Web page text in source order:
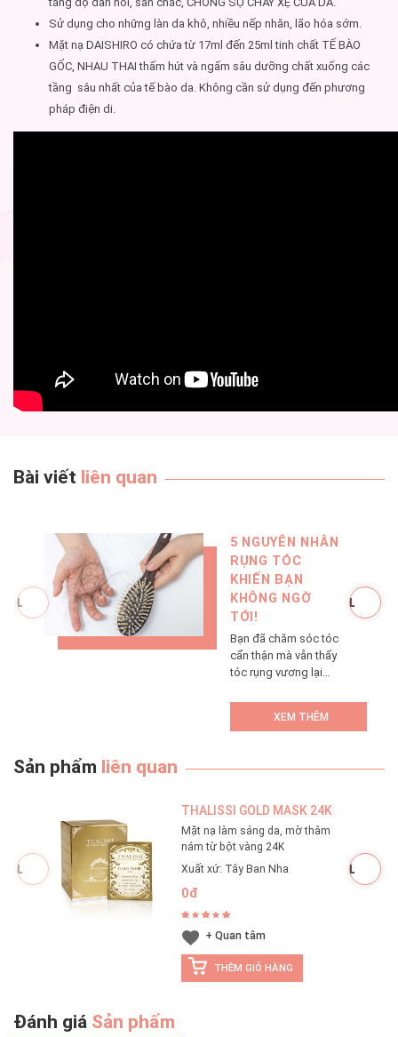
Sử dụng cho những làn da khô, nhiều nếp nhăn, lão hóa sớm.
Mặt nạ DAISHIRO có chứa từ 17ml đến 25ml tinh chất TẾ BÀO
GỐC, NHAU THAI thấm hút và ngấm sâu dưỡng chất xuống các
tầng sâu nhất của tế bào da. Không cần sử dụng đến phương
pháp điện di.
Bài viết liên quan
5 NGUYÊN NHÂN
RỤNG TÓC
KHIẾN BẠN
KHÔNG NGỜ
TỚI!
Bạn đã chăm sóc tóc
cẩn thận mà vẫn thấy
tóc rụng vương lại
sàn nhà, trong lược
chải tóc… mà không
bạn rụng nhiều là do
không ngờ tới sau
đây, hãy cùng H&H
khám phá nguyên
khắc phục nhé!
XEM THÊM
Sản phẩm liên quan
THALISSI GOLD MASK 24K
Mặt nạ làm sáng da, mờ thâm
nám từ bột vàng 24K
Xuất xứ: Tây Ban Nha
0đ
+ Quan tâm
THÊM GIỎ HÀNG
Đánh giá Sản phẩm